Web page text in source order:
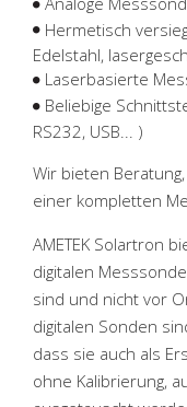
Presse
DownloadsSYSTEMLINK
Hardware
PCB Design
Test systeme
End-of-line-
Messsysteme
PCBA-Tests
Beratung
Wartung
Hermetisch
Edelstahl,
Laserbasierte
Beliebige
RS232, USB... )
Wir bieten
einer kompletten
AMETEK Solartron
digitalen
sind und nicht vor
digitalen Sonden
dass sie auch als
ohne Kalibrierung,